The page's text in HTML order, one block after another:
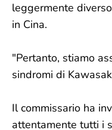
leggermente
in Cina.
"Pertanto, stiamo
sindromi di
Il commissario ha
attentamente tutti i